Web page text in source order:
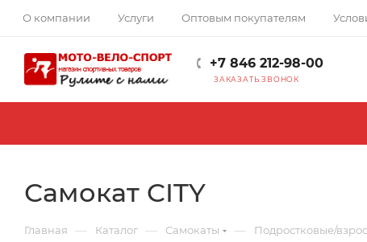
О компании Услуги Оптовым покупателям
+7 846 212-98-00
ЗАКАЗАТЬ ЗВОНОК
Самокат CITY
Главная — Каталог — Самокаты — Подростковые/